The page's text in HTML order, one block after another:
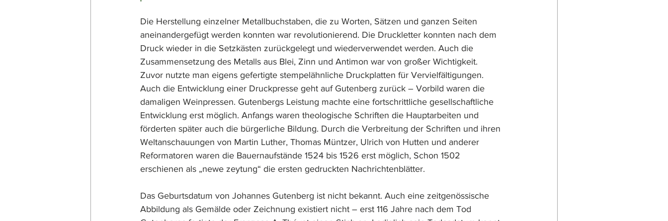
Die Herstellung einzelner Metallbuchstaben, die zu Worten, Sätzen und ganzen Seiten
aneinandergefügt werden konnten war revolutionierend. Die Druckletter konnten nach dem
Druck wieder in die Setzkästen zurückgelegt und wiederverwendet werden. Auch die
Zusammensetzung des Metalls aus Blei, Zinn und Antimon war von großer Wichtigkeit.
Zuvor nutzte man eigens gefertigte stempelähnliche Druckplatten für Vervielfältigungen.
Auch die Entwicklung einer Druckpresse geht auf Gutenberg zurück – Vorbild waren die
damaligen Weinpressen. Gutenbergs Leistung machte eine fortschrittliche gesellschaftliche
Entwicklung erst möglich. Anfangs waren theologische Schriften die Hauptarbeiten und
förderten später auch die bürgerliche Bildung. Durch die Verbreitung der Schriften und ihren
Weltanschauungen von Martin Luther, Thomas Müntzer, Ulrich von Hutten und anderer
Reformatoren waren die Bauernaufstände 1524 bis 1526 erst möglich, Schon 1502
erschienen als „newe zeytung“ die ersten gedruckten Nachrichtenblätter.
Das Geburtsdatum von Johannes Gutenberg ist nicht bekannt. Auch eine zeitgenössische
Abbildung als Gemälde oder Zeichnung existiert nicht – erst 116 Jahre nach dem Tod